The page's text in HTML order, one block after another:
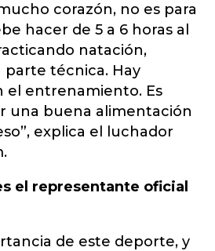
corazón, no es para
hacer de 5 a 6 horas al
natación,
parte técnica. Hay
el entrenamiento. Es
una buena alimentación
explica el luchador
el representante oficial
de este deporte, y